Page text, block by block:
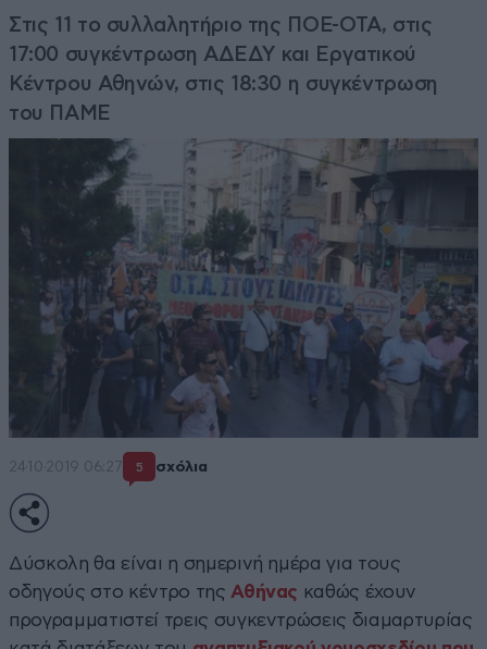
Στις 11 το συλλαλητήριο της ΠΟΕ-ΟΤΑ, στις
17:00 συγκέντρωση ΑΔΕΔΥ και Εργατικού
Κέντρου Αθηνών, στις 18:30 η συγκέντρωση
του ΠΑΜΕ
24·10·2019 06:27 5 σχόλια
Δύσκολη θα είναι η σημερινή ημέρα για τους
οδηγούς στο κέντρο της Αθήνας καθώς έχουν
προγραμματιστεί τρεις συγκεντρώσεις διαμαρτυρίας